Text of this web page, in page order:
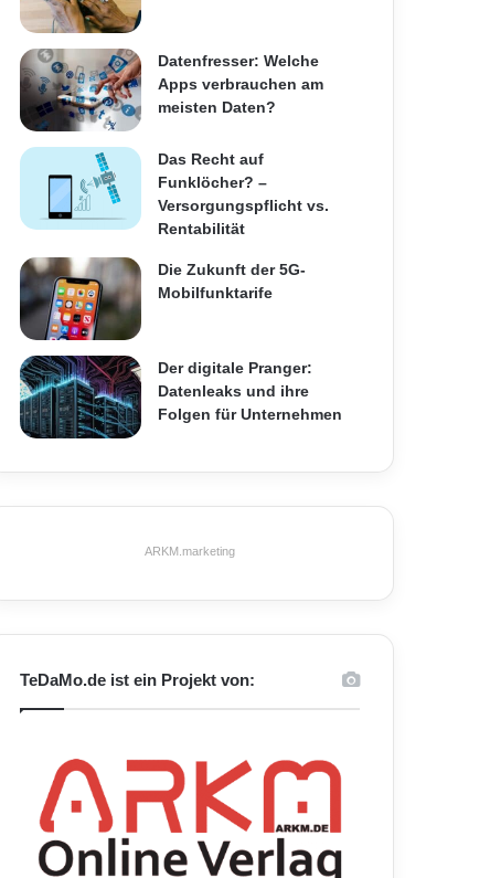
Datenfresser: Welche
Apps verbrauchen am
meisten Daten?
Das Recht auf
Funklöcher? –
Versorgungspflicht vs.
Rentabilität
Die Zukunft der 5G-
Mobilfunktarife
Der digitale Pranger:
Datenleaks und ihre
Folgen für Unternehmen
ARKM.marketing
TeDaMo.de ist ein Projekt von: